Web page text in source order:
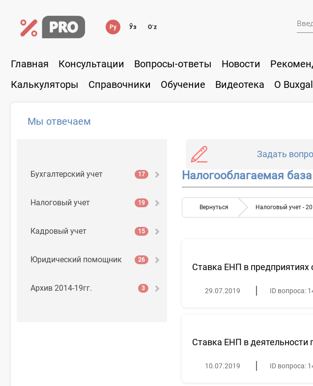
Ру Ўз Oʻz
Главная Консультации Вопросы-ответы Новости
Калькуляторы
Справочники Обучение Видеотека О
Мы отвечаем
Бухгалтерский учет 17
Налоговый учет 19
Кадровый учет 15
Юридический помощник 26
Архив 2014-19гг. 3
Задать
Налогооблагаемая
Вернуться Налоговый учет -
Ставка ЕНП в предприятиях
29.07.2019 ID вопроса:
Ставка ЕНП в
10.07.2019 ID вопроса: